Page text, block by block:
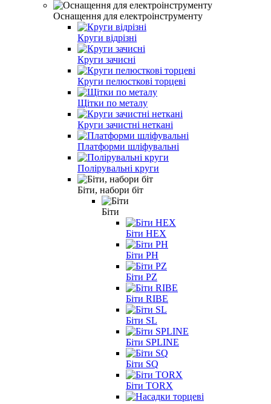
Оснащення для електроінструменту
Круги відрізні
Круги зачисні
Круги пелюсткові торцеві
Щітки по металу
Круги зачистні неткані
Платформи шліфувальні
Полірувальні круги
Біти, набори біт
Біти
Біти HEX
Біти PH
Біти PZ
Біти RIBE
Біти SL
Біти SPLINE
Біти SQ
Біти TORX